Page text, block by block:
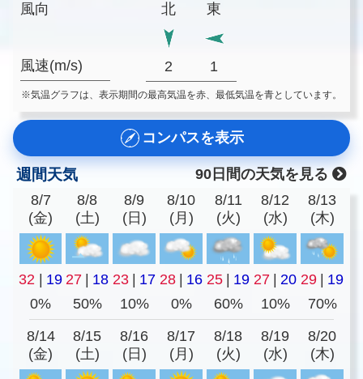
風向
風速(m/s)
北
東
2 1
※気温グラフは、表示期間の最高気温を赤、最低気温を青としています。
コンパスを表示
週間天気
90日間の天気を見る
8/7
(金)
8/8
(土)
8/9
(日)
8/10
(月)
8/11
(火)
8/12
(水)
8/13
(木)
32 | 19 27 | 18 23 | 17 28 | 16 25 | 19 27 | 20 29 | 19
0%
50% 10% 0% 60% 10% 70%
8/14
(金)
8/15
(土)
8/16
(日)
8/17
(月)
8/18
(火)
8/19
(水)
8/20
(木)